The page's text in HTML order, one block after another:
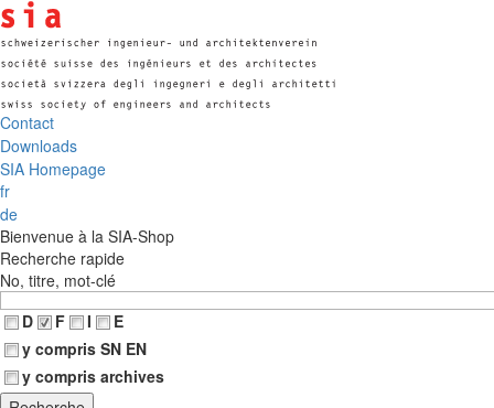
Contact
Downloads
SIA Homepage
fr
de
Bienvenue à la SIA-Shop
Recherche rapide
No, titre, mot-clé
D
F I
E
y compris SN EN
y compris archives